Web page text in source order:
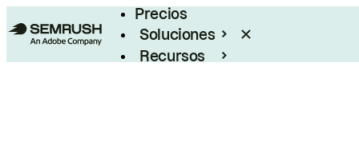
Precios
Soluciones
Recursos